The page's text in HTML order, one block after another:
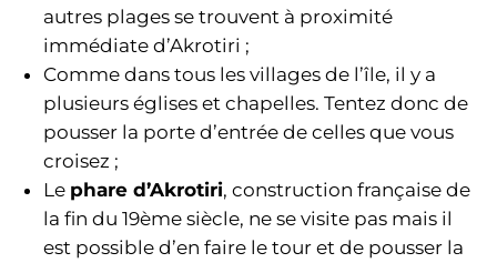
autres plages se trouvent à proximité
immédiate d’Akrotiri ;
Comme dans tous les villages de l’île, il y a
plusieurs églises et chapelles. Tentez donc de
pousser la porte d’entrée de celles que vous
croisez ;
Le phare d’Akrotiri, construction française de
la fin du 19ème siècle, ne se visite pas mais il
est possible d’en faire le tour et de pousser la